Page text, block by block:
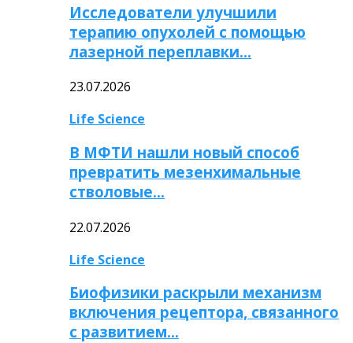
Исследователи улучшили
терапию опухолей с помощью
лазерной переплавки…
23.07.2026
Life Science
В МФТИ нашли новый способ
превратить мезенхимальные
стволовые…
22.07.2026
Life Science
Биофизики раскрыли механизм
включения рецептора, связанного
с развитием…